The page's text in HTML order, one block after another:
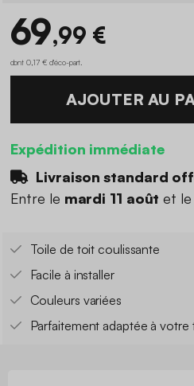
69,99 €
dont 0,17 € d'éco-part
AJOUTER AU
Expédition immédiate
Livraison standard
Entre le mardi 11 août et le
Toile de toit coulissante
Facile à installer
Couleurs variées
Parfaitement adaptée à